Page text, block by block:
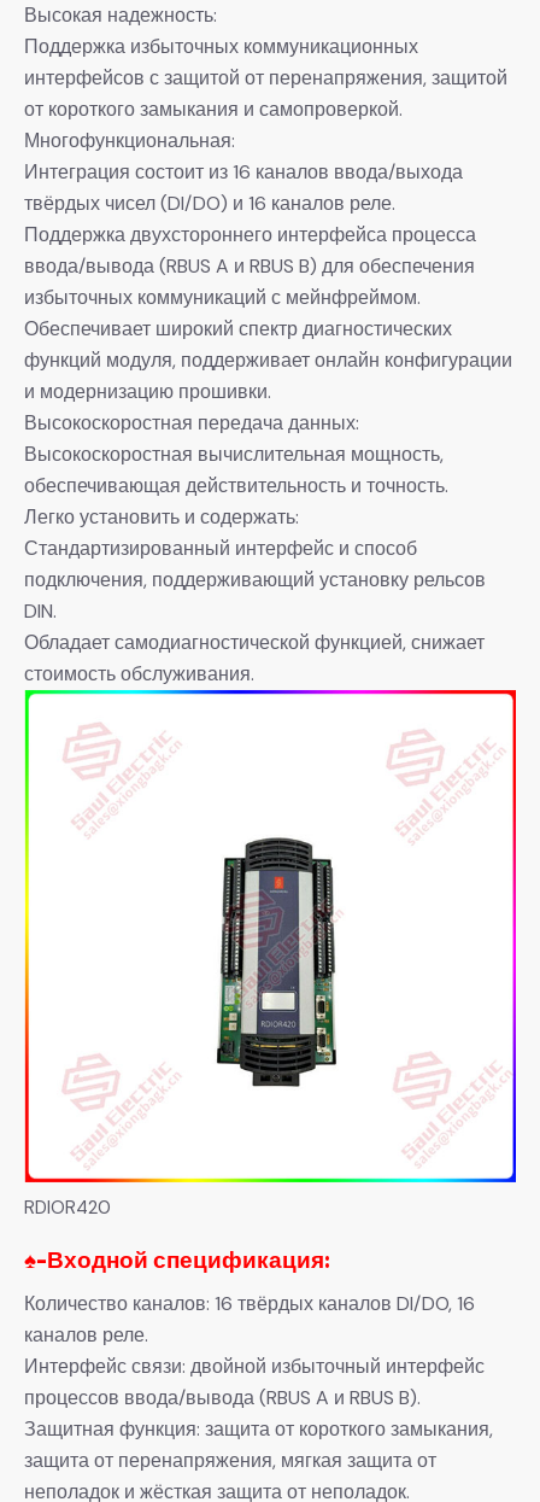
Высокая надежность:
Поддержка избыточных коммуникационных
интерфейсов с защитой от перенапряжения, защитой
от короткого замыкания и самопроверкой.
Многофункциональная:
Интеграция состоит из 16 каналов ввода/выхода
твёрдых чисел (DI/DO) и 16 каналов реле.
Поддержка двухстороннего интерфейса процесса
ввода/вывода (RBUS A и RBUS B) для обеспечения
избыточных коммуникаций с мейнфреймом.
Обеспечивает широкий спектр диагностических
функций модуля, поддерживает онлайн конфигурации
и модернизацию прошивки.
Высокоскоростная передача данных:
Высокоскоростная вычислительная мощность,
обеспечивающая действительность и точность.
Легко установить и содержать:
Стандартизированный интерфейс и способ
подключения, поддерживающий установку рельсов
DIN.
Обладает самодиагностической функцией, снижает
стоимость обслуживания.
RDIOR420
♠-Входной спецификация:
Количество каналов: 16 твёрдых каналов DI/DO, 16
каналов реле.
Интерфейс связи: двойной избыточный интерфейс
процессов ввода/вывода (RBUS A и RBUS B).
Защитная функция: защита от короткого замыкания,
защита от перенапряжения, мягкая защита от
неполадок и жёсткая защита от неполадок.